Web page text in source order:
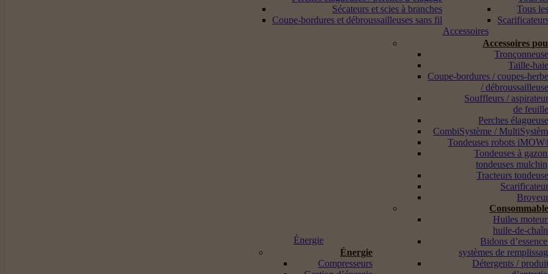
Sécateurs et scies à branches
Coupe-bordures et débroussailleuses sans fil
Tous
Énergie
Énergie
Compresseurs
Accessoires
Accessoires
Taille-
Coupe-bordures / coupes-
/
Souffleurs /
de
Perches
CombiSystème /
Tondeuses robots
Tondeuses à
tondeuses
Tracteurs
Huiles
huile-de-
Bidons
systèmes de
Détergents /